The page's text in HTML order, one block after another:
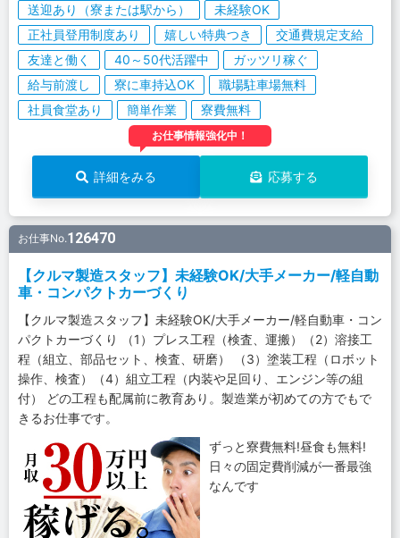
送迎あり（寮または駅から）
未経験OK
正社員登用制度あり
嬉しい特典つき
交通費規定支給
友達と働く
40～50代活躍中
ガッツリ稼ぐ
給与前渡し
寮に車持込OK
職場駐車場無料
社員食堂あり
簡単作業 寮費無料
お仕事情報強化中！
詳細をみる 応募する
お仕事No.126470
【クルマ製造スタッフ】未経験OK/大手メーカー/軽自動
車・コンパクトカーづくり
【クルマ製造スタッフ】未経験OK/大手メーカー/軽自動車・コン
パクトカーづくり （1）プレス工程（検査、運搬）（2）溶接工
程（組立、部品セット、検査、研磨） （3）塗装工程（ロボット
操作、検査）（4）組立工程（内装や足回り、エンジン等の組
付） どの工程も配属前に教育あり。製造業が初めての方でもで
きるお仕事です。
ずっと寮費無料!昼食も無料!
日々の固定費削減が一番最強
なんです